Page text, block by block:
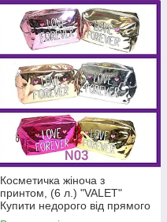
Косметичка жіноча з
принтом, (6 л.) "VALET"
Купити недорого від прямого
постачальника